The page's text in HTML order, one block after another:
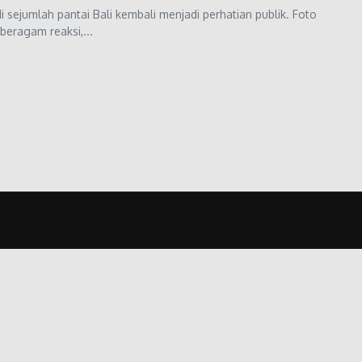
pantai Bali kembali menjadi perhatian publik. Foto
reaksi,...